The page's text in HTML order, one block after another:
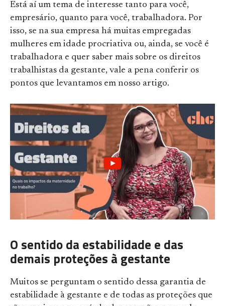
Está aí um tema de interesse tanto para você,
empresário, quanto para você, trabalhadora. Por
isso, se na sua empresa há muitas empregadas
mulheres em idade procriativa ou, ainda, se você é
trabalhadora e quer saber mais sobre os direitos
trabalhistas da gestante, vale a pena conferir os
pontos que levantamos em nosso artigo.
O sentido da estabilidade e das
demais proteções à gestante
Muitos se perguntam o sentido dessa garantia de
estabilidade à gestante e de todas as proteções que